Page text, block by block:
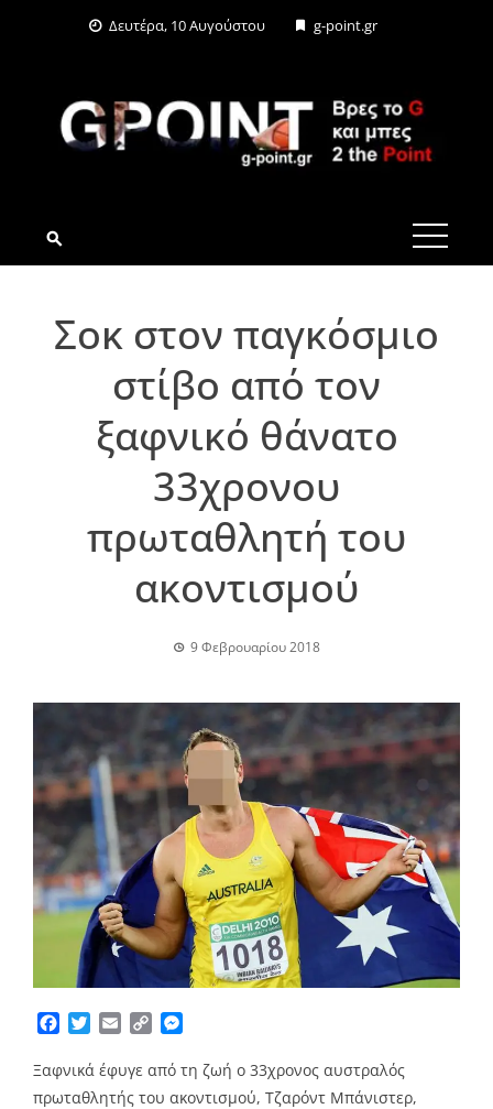
Δευτέρα, 10 Αυγούστου g-point.gr
G-POINT.GR
Σοκ στον παγκόσμιο
στίβο από τον
ξαφνικό θάνατο
33χρονου
πρωταθλητή του
ακοντισμού
9 Φεβρουαρίου 2018
Facebook
TwitterEmailCopy
Ξαφνικά έφυγε από τη ζωή ο 33χρονος αυστραλός
πρωταθλητής του ακοντισμού, Τζαρόντ Μπάνιστερ,